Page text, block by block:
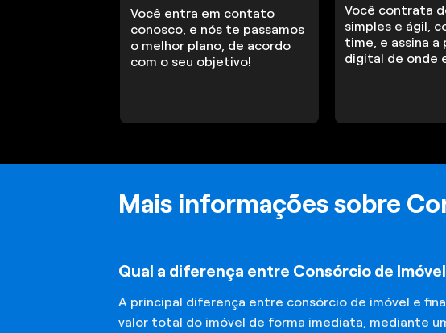
Você entra em contato
conosco, e nós te passamos
o melhor plano, de acordo
com o seu objetivo!
Você contrata
simples e ágil,
time, e assina a
digital de onde
Mais informações sobre
Qual a diferença entre Consórcio de
A principal diferença entre consórcio de imóvel e
valor total do imóvel de forma imediata, mediante